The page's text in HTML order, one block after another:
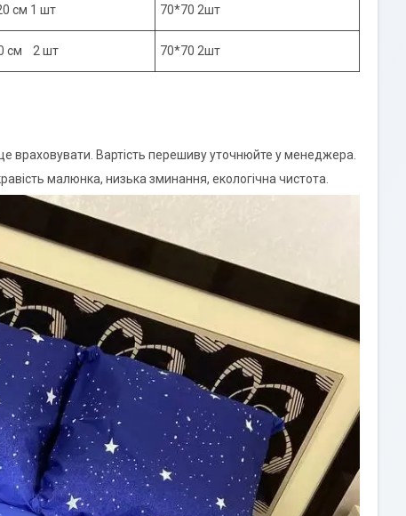
см 1 шт 70*70 2шт
см 2 шт 70*70 2шт
враховувати. Вартість перешиву уточнюйте у менеджера.
малюнка, низька зминання, екологічна чистота.